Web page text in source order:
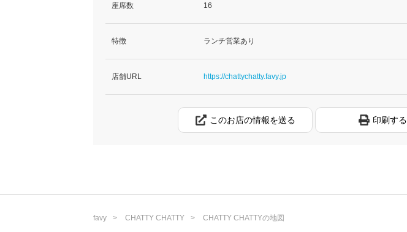
座席数 16
特徴 ランチ営業あり
店舗URL https://chattychatty.favy.jp
このお店の情報を送る 印刷する
favy CHATTY CHATTY CHATTY CHATTYの地図